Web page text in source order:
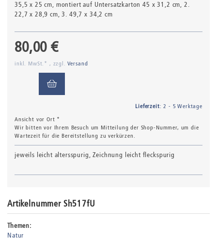
35,5 x 25 cm, montiert auf Untersatzkarton 45 x 31,2 cm, 2.
22,7 x 28,9 cm, 3. 49,7 x 34,2 cm
80,00 €
inkl. MwSt.* , zzgl. Versand
Lieferzeit: 2 - 5 Werktage
Ansicht vor Ort *
Wir bitten vor Ihrem Besuch um Mitteilung der Shop-Nummer, um die
Wartezeit für die Bereitstellung zu verkürzen.
jeweils leicht altersspurig, Zeichnung leicht fleckspurig
Artikelnummer Sh517fU
Themen:
Natur